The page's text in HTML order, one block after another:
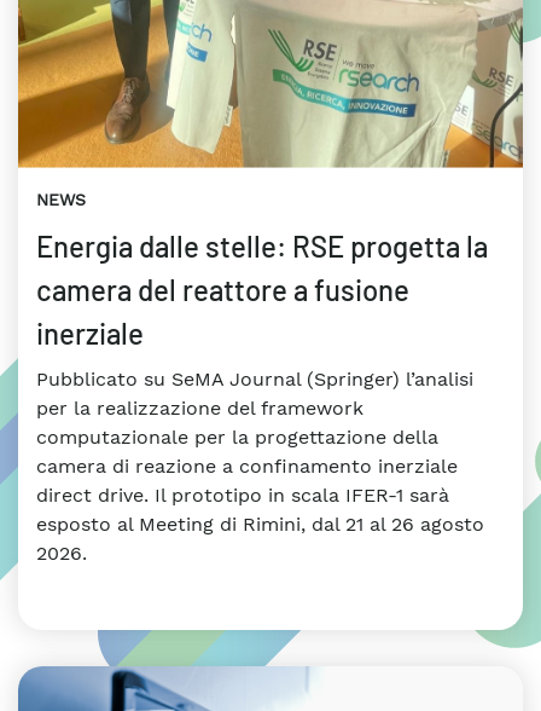
NEWS
Energia dalle stelle: RSE progetta la
camera del reattore a fusione
inerziale
Pubblicato su SeMA Journal (Springer) l’analisi
per la realizzazione del framework
computazionale per la progettazione della
camera di reazione a confinamento inerziale
direct drive. Il prototipo in scala IFER-1 sarà
esposto al Meeting di Rimini, dal 21 al 26 agosto
2026.